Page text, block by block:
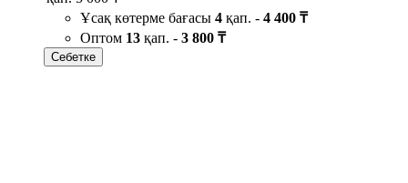
Ұсақ көтерме бағасы 4 қап. - 4 400 ₸
Оптом 13 қап. - 3 800 ₸
Себетке